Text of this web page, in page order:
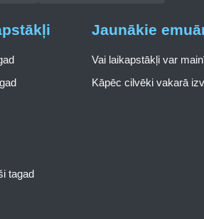
tagad
Jaunākie
Vai laikapstākļi var
Kāpēc cilvēki vakarā